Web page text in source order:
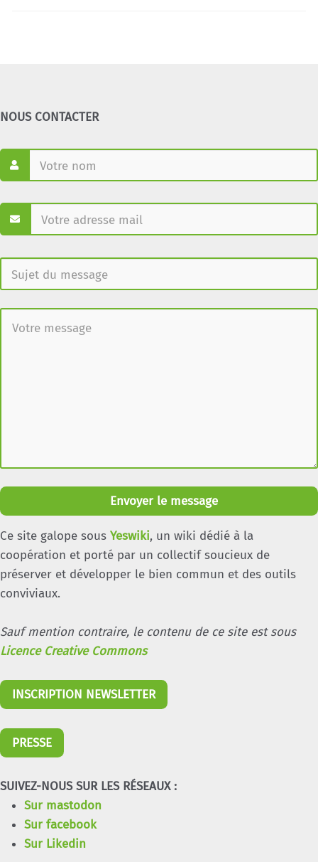
NOUS CONTACTER
Envoyer le message
Ce site galope sous Yeswiki, un wiki dédié à la
coopération et porté par un collectif soucieux de
préserver et développer le bien commun et des outils
conviviaux.
Sauf mention contraire, le contenu de ce site est sous
Licence Creative Commons
INSCRIPTION NEWSLETTER
PRESSE
SUIVEZ-NOUS SUR LES RÉSEAUX :
Sur mastodon
Sur facebook
Sur Likedin